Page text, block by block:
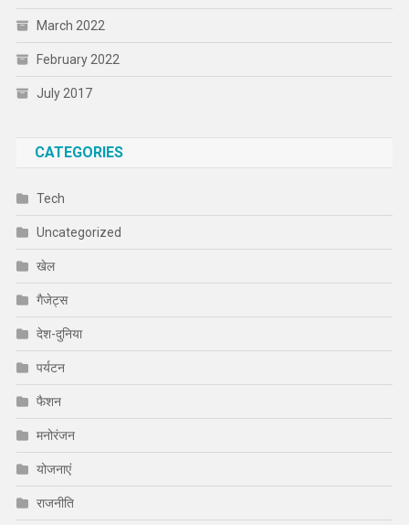
March 2022
February 2022
July 2017
CATEGORIES
Tech
Uncategorized
खेल
गैजेट्स
देश-दुनिया
पर्यटन
फैशन
मनोरंजन
योजनाएं
राजनीति